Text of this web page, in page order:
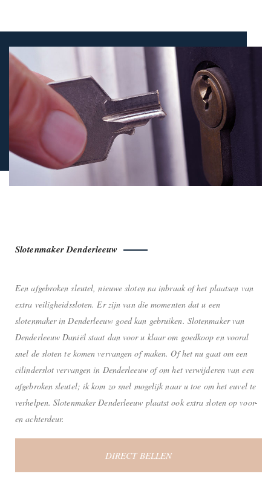
Slotenmaker Denderleeuw
Een afgebroken sleutel, nieuwe sloten na inbraak of het plaatsen van
extra veiligheidssloten. Er zijn van die momenten dat u een
slotenmaker in Denderleeuw goed kan gebruiken. Slotenmaker van
Denderleeuw Daniël staat dan voor u klaar om goedkoop en vooral
snel de sloten te komen vervangen of maken. Of het nu gaat om een
cilinderslot vervangen in Denderleeuw of om het verwijderen van een
afgebroken sleutel; ik kom zo snel mogelijk naar u toe om het euvel te
verhelpen. Slotenmaker Denderleeuw plaatst ook extra sloten op voor-
en achterdeur.
DIRECT BELLEN